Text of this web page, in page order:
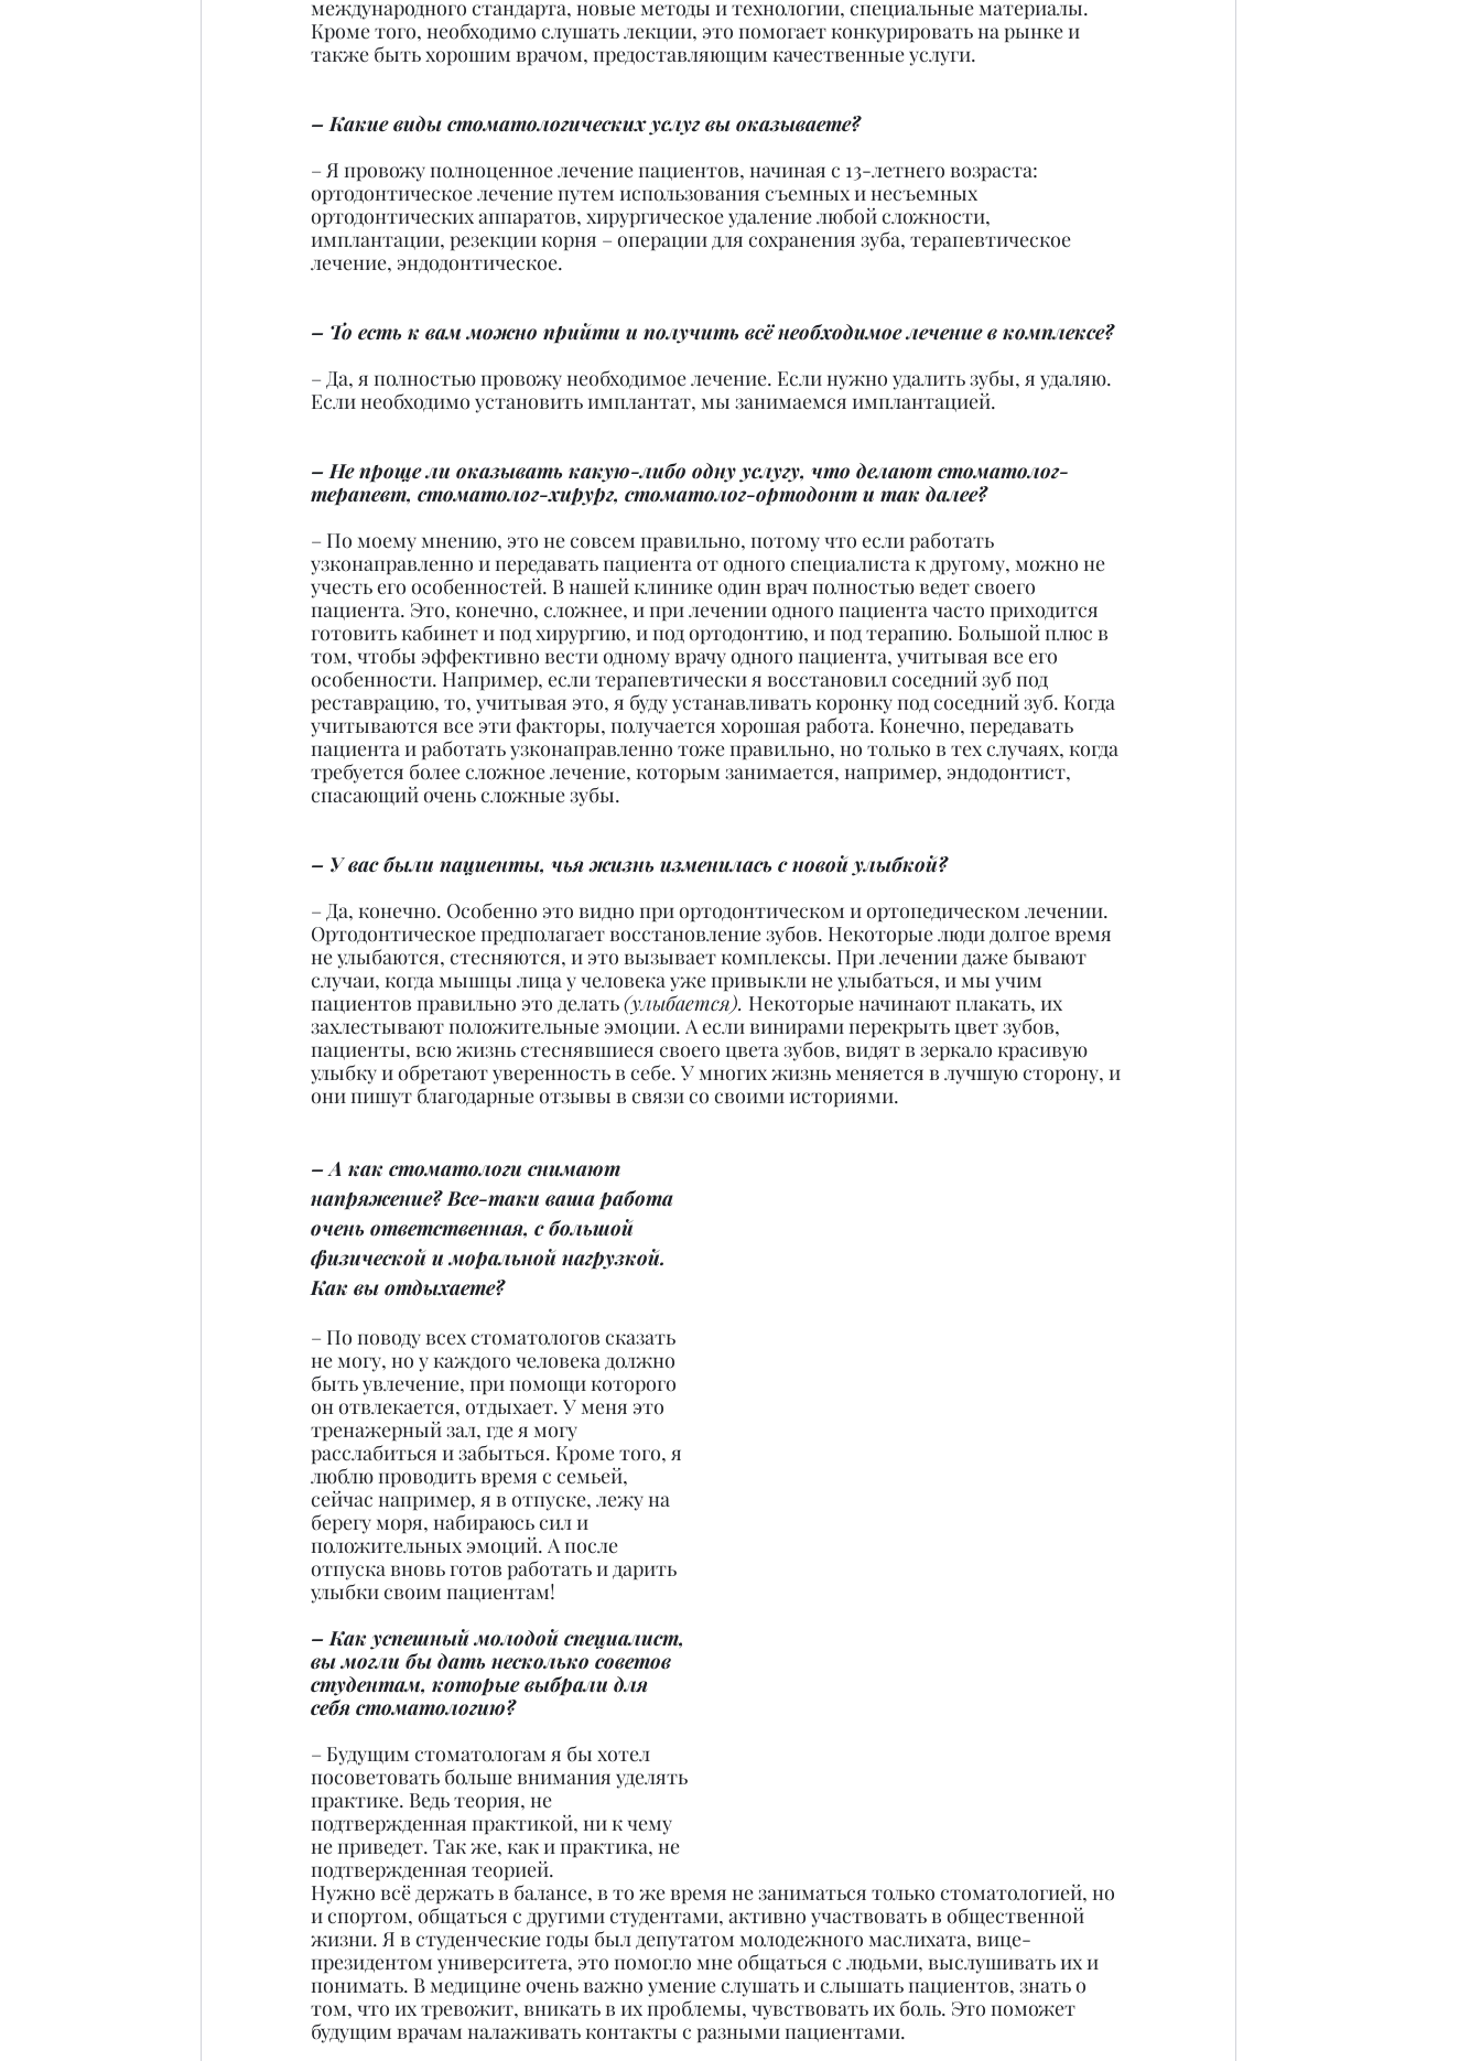
международного стандарта, новые методы и технологии, специальные материалы.
Кроме того, необходимо слушать лекции, это помогает конкурировать на рынке и
также быть хорошим врачом, предоставляющим качественные услуги.
– Какие виды стоматологических услуг вы оказываете?
– Я провожу полноценное лечение пациентов, начиная с 13-летнего возраста:
ортодонтическое лечение путем использования съемных и несъемных
ортодонтических аппаратов, хирургическое удаление любой сложности,
имплантации, резекции корня – операции для сохранения зуба, терапевтическое
лечение, эндодонтическое.
– То есть к вам можно прийти и получить всё необходимое лечение в комплексе?
– Да, я полностью провожу необходимое лечение. Если нужно удалить зубы, я удаляю.
Если необходимо установить имплантат, мы занимаемся имплантацией.
– Не проще ли оказывать какую-либо одну услугу, что делают стоматолог-
терапевт, стоматолог-хирург, стоматолог-ортодонт и так далее?
– По моему мнению, это не совсем правильно, потому что если работать
узконаправленно и передавать пациента от одного специалиста к другому, можно не
учесть его особенностей. В нашей клинике один врач полностью ведет своего
пациента. Это, конечно, сложнее, и при лечении одного пациента часто приходится
готовить кабинет и под хирургию, и под ортодонтию, и под терапию. Большой плюс в
том, чтобы эффективно вести одному врачу одного пациента, учитывая все его
особенности. Например, если терапевтически я восстановил соседний зуб под
реставрацию, то, учитывая это, я буду устанавливать коронку под соседний зуб. Когда
учитываются все эти факторы, получается хорошая работа. Конечно, передавать
пациента и работать узконаправленно тоже правильно, но только в тех случаях, когда
требуется более сложное лечение, которым занимается, например, эндодонтист,
спасающий очень сложные зубы.
– У вас были пациенты, чья жизнь изменилась с новой улыбкой?
– Да, конечно. Особенно это видно при ортодонтическом и ортопедическом лечении.
Ортодонтическое предполагает восстановление зубов. Некоторые люди долгое время
не улыбаются, стесняются, и это вызывает комплексы. При лечении даже бывают
случаи, когда мышцы лица у человека уже привыкли не улыбаться, и мы учим
пациентов правильно это делать (улыбается). Некоторые начинают плакать, их
захлестывают положительные эмоции. А если винирами перекрыть цвет зубов,
пациенты, всю жизнь стеснявшиеся своего цвета зубов, видят в зеркало красивую
улыбку и обретают уверенность в себе. У многих жизнь меняется в лучшую сторону, и
они пишут благодарные отзывы в связи со своими историями.
– А как стоматологи снимают
напряжение? Все-таки ваша работа
очень ответственная, с большой
физической и моральной нагрузкой.
Как вы отдыхаете?
– По поводу всех стоматологов сказать
не могу, но у каждого человека должно
быть увлечение, при помощи которого
он отвлекается, отдыхает. У меня это
тренажерный зал, где я могу
расслабиться и забыться. Кроме того, я
люблю проводить время с семьей,
сейчас например, я в отпуске, лежу на
берегу моря, набираюсь сил и
положительных эмоций. А после
отпуска вновь готов работать и дарить
улыбки своим пациентам!
– Как успешный молодой специалист,
вы могли бы дать несколько советов
студентам, которые выбрали для
себя стоматологию?
– Будущим стоматологам я бы хотел
посоветовать больше внимания уделять
практике. Ведь теория, не
подтвержденная практикой, ни к чему
не приведет. Так же, как и практика, не
подтвержденная теорией.
Нужно всё держать в балансе, в то же время не заниматься только стоматологией, но
и спортом, общаться с другими студентами, активно участвовать в общественной
жизни. Я в студенческие годы был депутатом молодежного маслихата, вице-
президентом университета, это помогло мне общаться с людьми, выслушивать их и
понимать. В медицине очень важно умение слушать и слышать пациентов, знать о
том, что их тревожит, вникать в их проблемы, чувствовать их боль. Это поможет
будущим врачам налаживать контакты с разными пациентами.